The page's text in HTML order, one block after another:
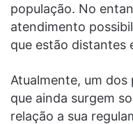
população. No
atendimento
que estão distantes
Atualmente, um
que ainda surgem
relação a sua